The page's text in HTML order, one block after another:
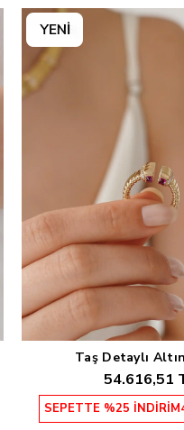
Sepete
Taş Detaylı
54.616,51
SEPETTE %25 İNDİRİM